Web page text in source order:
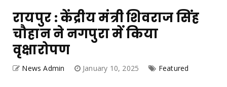
रायपुर : केंद्रीय मंत्री शिवराज सिंह
चौहान ने नगपुरा में किया
वृक्षारोपण
News Admin January 10, 2025 Featured